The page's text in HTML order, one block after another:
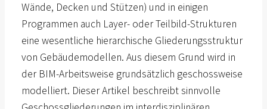
Wände, Decken und Stützen) und in einigen
Programmen auch Layer- oder Teilbild-Strukturen
eine wesentliche hierarchische Gliederungsstruktur
von Gebäudemodellen. Aus diesem Grund wird in
der BIM-Arbeitsweise grundsätzlich geschossweise
modelliert. Dieser Artikel beschreibt sinnvolle